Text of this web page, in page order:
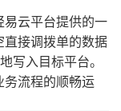
云平台提供的一
接调拨单的数据
写入目标平台。
流程的顺畅运